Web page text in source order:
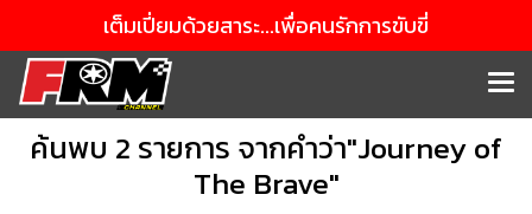
เต็มเปี่ยมด้วยสาระ...เพื่อคนรักการขับขี่
ค้นพบ 2 รายการ จากคำว่า"Journey of
The Brave"